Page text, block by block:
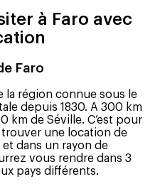
à Faro avec
Faro
la région connue sous le
depuis 1830. A 300 km
km de Séville. C’est pour
une location de
dans un rayon de
vous rendre dans 3
pays différents.